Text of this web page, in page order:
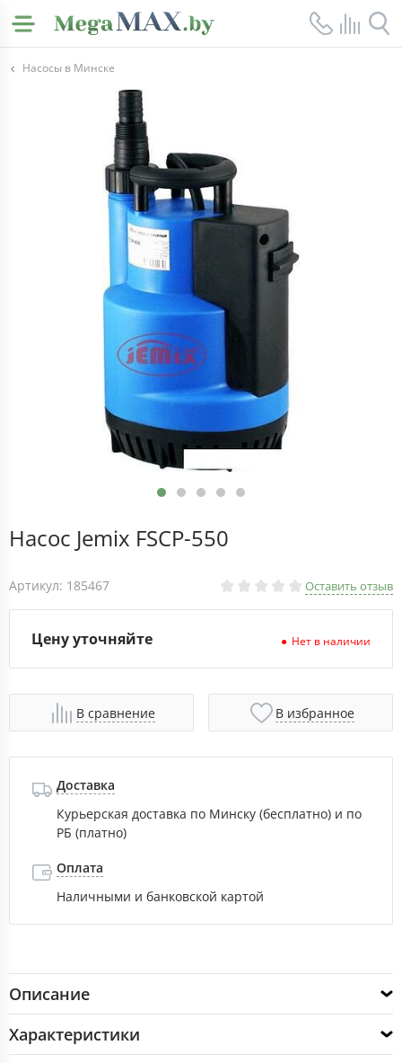
Насосы в Минске
Насос Jemix FSCP-550
Артикул: 185467 Оставить отзыв
Цену уточняйте Нет в наличии
В сравнение В избранное
Доставка
Курьерская доставка по Минску (бесплатно) и по
РБ (платно)
Оплата
Наличными и банковской картой
Описание
Характеристики